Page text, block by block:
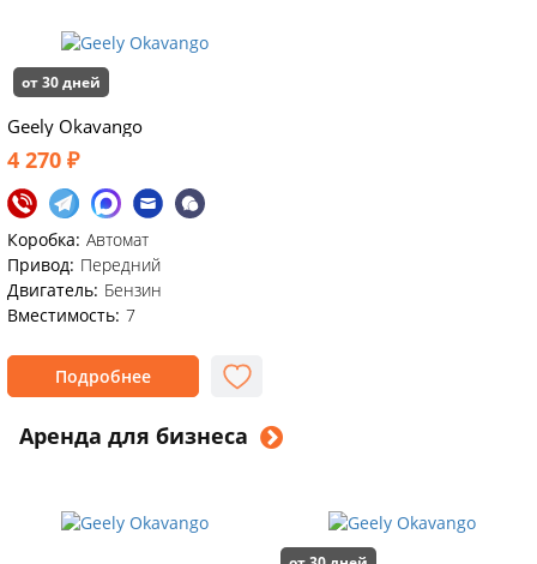
от 30 дней
Geely Okavango
4 270 ₽
Коробка: Автомат
Привод: Передний
Двигатель: Бензин
Вместимость: 7
Подробнее
Аренда для бизнеса